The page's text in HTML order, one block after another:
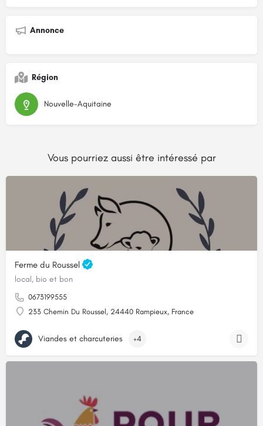
Annonce
Région
Nouvelle-Aquitaine
Vous pourriez aussi être intéressé par
Ferme du Roussel
local, bio et bon
0673199555
233 Chemin Du Roussel, 24440 Rampieux, France
Viandes et charcuteries +4